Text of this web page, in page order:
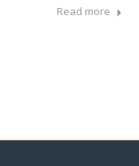
Read more